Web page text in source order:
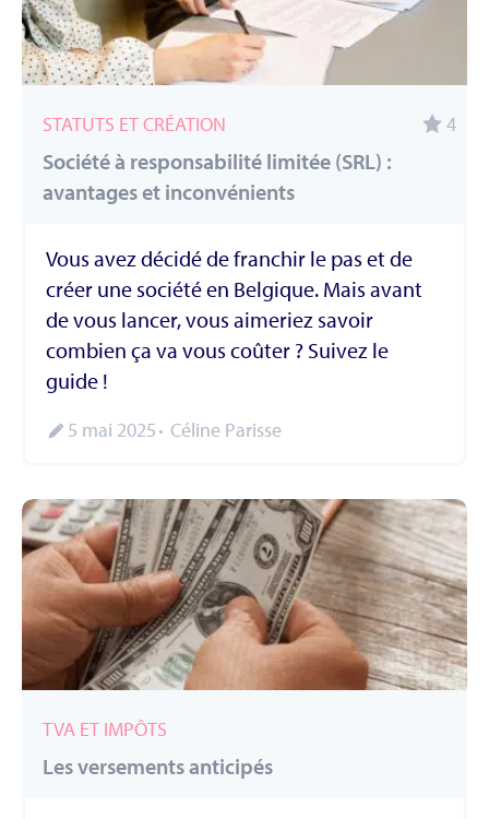
STATUTS ET CRÉATION 4
Société à responsabilité limitée (SRL) :
avantages et inconvénients
Vous avez décidé de franchir le pas et de
créer une société en Belgique. Mais avant
de vous lancer, vous aimeriez savoir
combien ça va vous coûter ? Suivez le
guide !
5 mai 2025 Céline Parisse
TVA ET IMPÔTS
Les versements anticipés